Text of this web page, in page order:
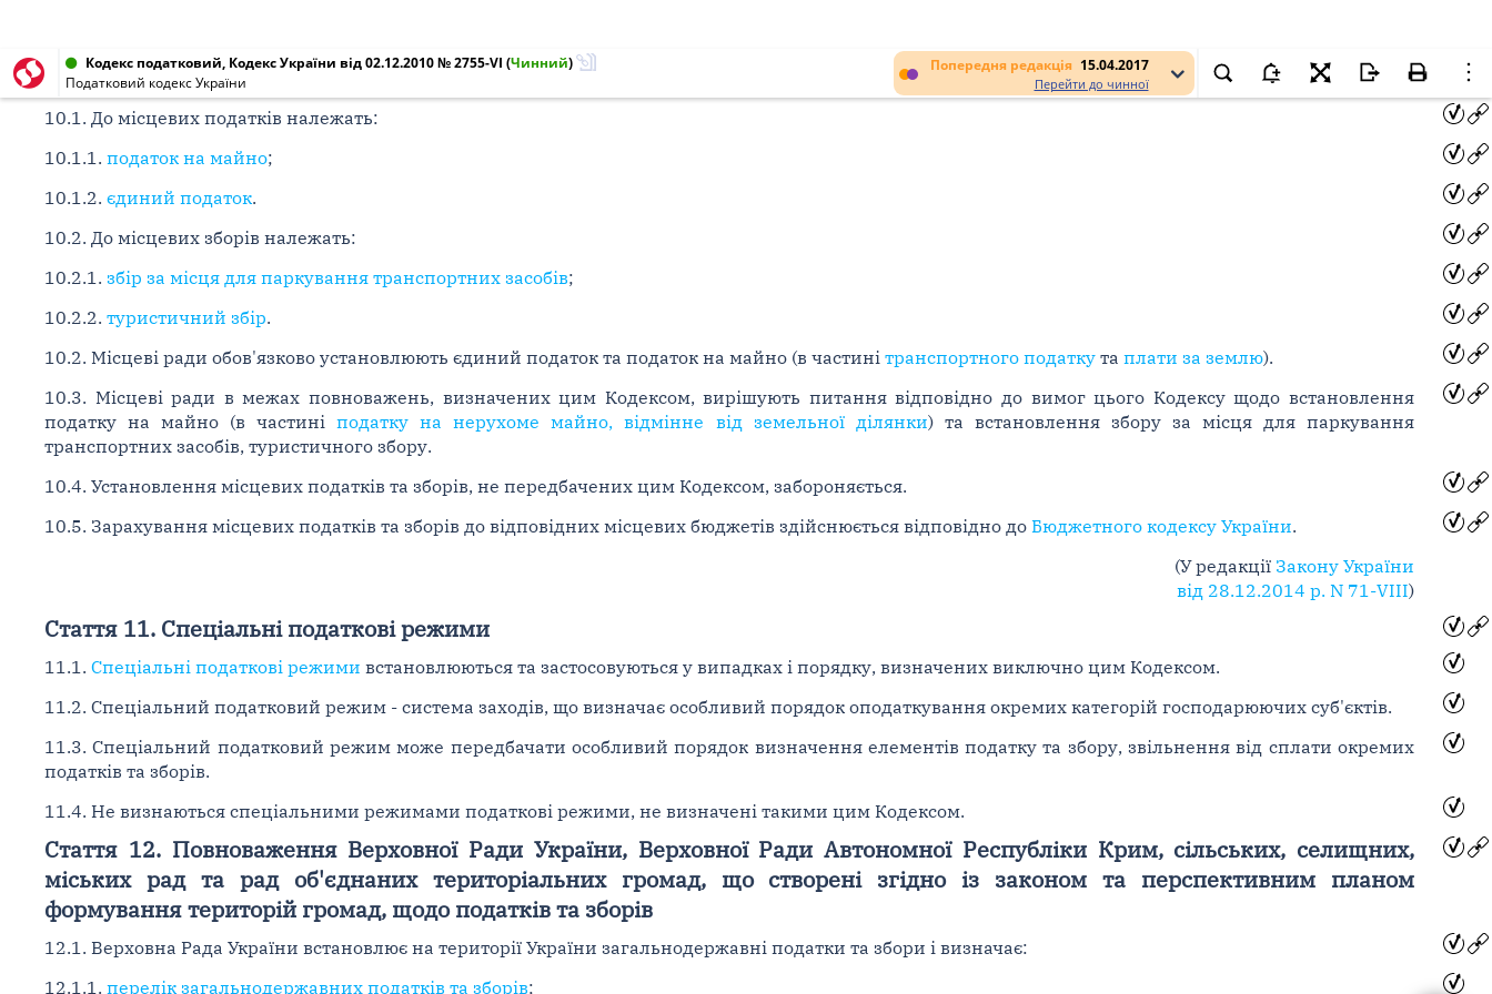
Попередня редакція 15.04.2017
Перейти до чинної
Кодекс податковий, Кодекс України від 02.12.2010 № 2755-VI (Чинний)
Податковий кодекс України